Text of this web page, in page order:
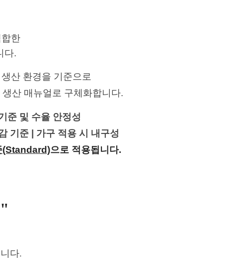
한
다.
산 환경을 기준으로
생산 매뉴얼로 구체화합니다.
준 및 수율 안정성
기준 | 가구 적용 시 내구성
(Standard)으로 적용됩니다.
다.